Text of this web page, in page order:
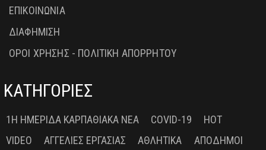
ΕΠΙΚΟΙΝΩΝΙΑ
ΔΙΑΦΗΜΙΣΗ
ΟΡΟΙ ΧΡΗΣΗΣ - ΠΟΛΙΤΙΚΗ ΑΠΟΡΡΗΤΟΥ
ΚΑΤΗΓΟΡΙΕΣ
1Η ΗΜΕΡΊΔΑ ΚΑΡΠΑΘΙΑΚΆ ΝΈΑ COVID-19
HOT
VIDEO
ΑΓΓΕΛΊΕΣ ΕΡΓΑΣΊΑΣ ΑΘΛΗΤΙΚΆ ΑΠΌΔΗΜΟΙ